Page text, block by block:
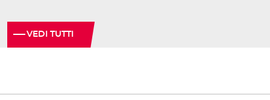
VEDI TUTTI